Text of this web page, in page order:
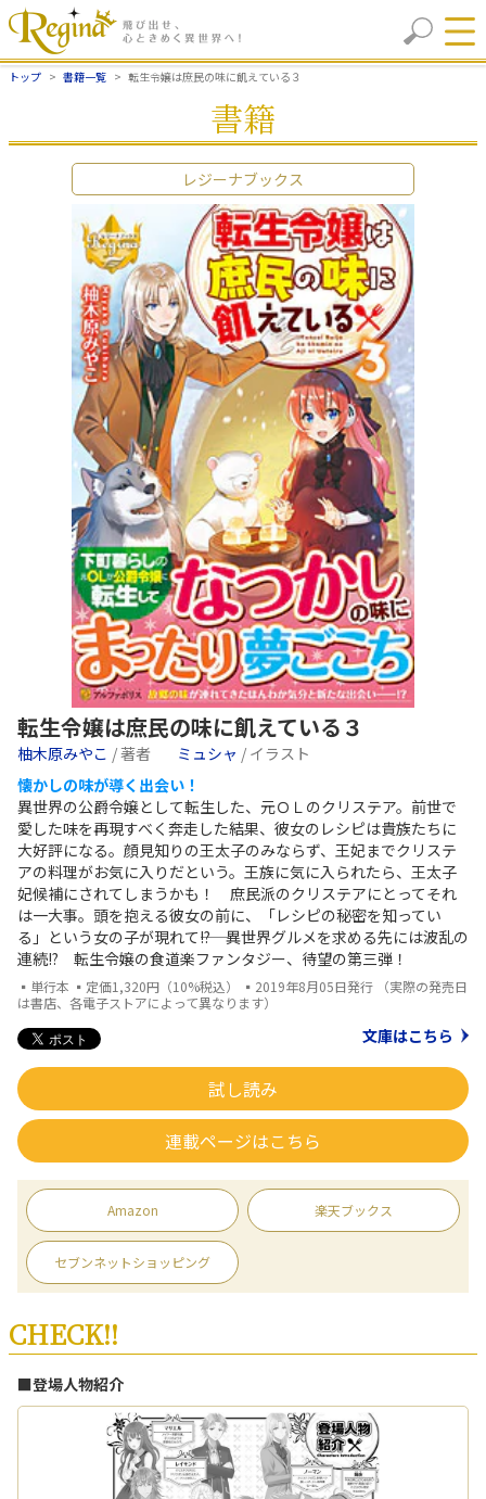
トップ 書籍一覧 転生令嬢は庶民の味に飢えている３
書籍
レジーナブックス
転生令嬢は庶民の味に飢えている３
柚木原みやこ / 著者 ミュシャ / イラスト
懐かしの味が導く出会い！
異世界の公爵令嬢として転生した、元ＯＬのクリステア。前世で
愛した味を再現すべく奔走した結果、彼女のレシピは貴族たちに
大好評になる。顔見知りの王太子のみならず、王妃までクリステ
アの料理がお気に入りだという。王族に気に入られたら、王太子
妃候補にされてしまうかも！ 庶民派のクリステアにとってそれ
は一大事。頭を抱える彼女の前に、「レシピの秘密を知ってい
る」という女の子が現れて――!? 異世界グルメを求める先には波乱の
連続!? 転生令嬢の食道楽ファンタジー、待望の第三弾！
▪単行本 ▪定価1,320円（10%税込） ▪2019年8月05日発行 （実際の発売日
は書店、各電子ストアによって異なります）
文庫はこちら
試し読み
連載ページはこちら
Amazon 楽天ブックス
セブンネットショッピング
CHECK!!
■登場人物紹介